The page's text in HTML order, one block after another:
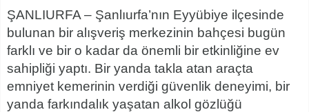
ŞANLIURFA – Şanlıurfa’nın Eyyübiye ilçesinde
bulunan bir alışveriş merkezinin bahçesi bugün
farklı ve bir o kadar da önemli bir etkinliğine ev
sahipliği yaptı. Bir yanda takla atan araçta
emniyet kemerinin verdiği güvenlik deneyimi, bir
yanda farkındalık yaşatan alkol gözlüğü